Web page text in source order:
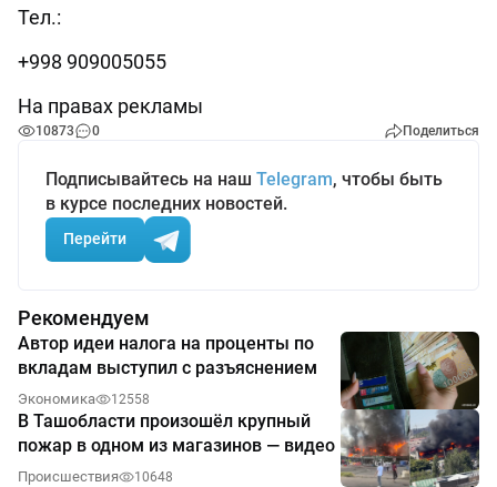
Тел.:
+998 909005055
На правах рекламы
10873 0 Поделиться
Подписывайтесь на наш Telegram, чтобы быть
в курсе последних новостей.
Перейти
Рекомендуем
Автор идеи налога на проценты по
вкладам выступил с разъяснением
Экономика 12558
В Ташобласти произошёл крупный
пожар в одном из магазинов — видео
Происшествия 10648